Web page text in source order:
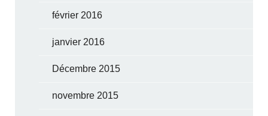
février 2016
janvier 2016
Décembre 2015
novembre 2015